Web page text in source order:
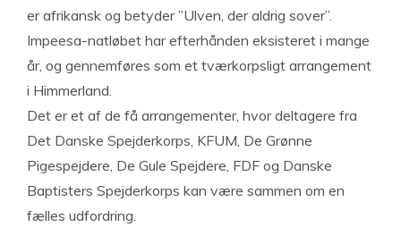
er afrikansk og betyder ”Ulven, der aldrig sover”.
Impeesa-natløbet har efterhånden eksisteret i mange
år, og gennemføres som et tværkorpsligt arrangement
i Himmerland.
Det er et af de få arrangementer, hvor deltagere fra
Det Danske Spejderkorps, KFUM, De Grønne
Pigespejdere, De Gule Spejdere, FDF og Danske
Baptisters Spejderkorps kan være sammen om en
fælles udfordring.